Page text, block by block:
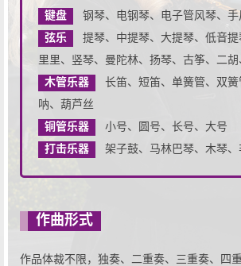
键盘
钢琴、电钢琴、电子管风琴、手
弦乐
提琴、中提琴、大提琴、低音
里里、竖琴、曼陀林、扬琴、古筝、二
木管乐器
长笛、短笛、单簧管、双簧
呐、葫芦丝
铜管乐器
小号、圆号、长号、大号
打击乐器
架子鼓、马林巴琴、木琴、
作曲形式
作品体裁不限，独奏、二重奏、三重奏、四